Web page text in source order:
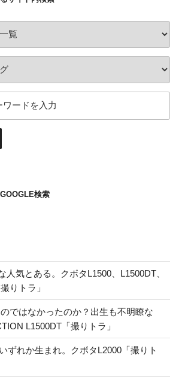
検索
人気とある。クボタL1500、L1500DT、
りトラ」
ではなかったのか？出生も不明瞭な
L1500DT「撮りトラ」
ずれか生まれ。クボタL2000「撮りト